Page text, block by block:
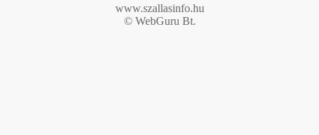
www.szallasinfo.hu
© WebGuru Bt.